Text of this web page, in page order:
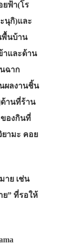
ยฟ้า(โร
นุกิ)และ
พื้นบ้าน
าและด้าน
ฉาก
ผลงานชิ้น
ด้านที่ร้าน
องกินที่
ยามะ คอย
าย เช่น
ย” ที่รอให้